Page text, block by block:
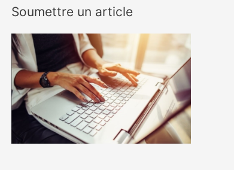
Soumettre un article